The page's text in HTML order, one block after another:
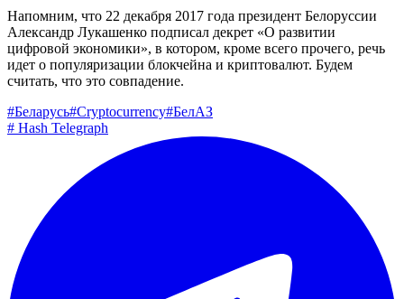
Напомним, что 22 декабря 2017 года президент Белоруссии
Александр Лукашенко подписал декрет «О развитии
цифровой экономики», в котором, кроме всего прочего, речь
идет о популяризации блокчейна и криптовалют. Будем
считать, что это совпадение.
#Беларусь#Cryptocurrency#БелАЗ
# Hash Telegraph